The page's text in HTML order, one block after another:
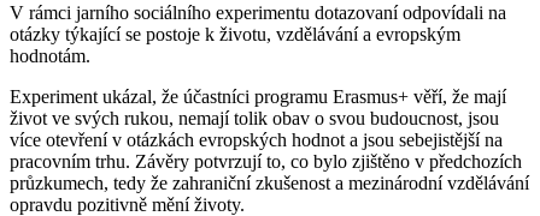
V rámci jarního sociálního experimentu dotazovaní odpovídali na
otázky týkající se postoje k životu, vzdělávání a evropským
hodnotám.
Experiment ukázal, že účastníci programu Erasmus+ věří, že mají
život ve svých rukou, nemají tolik obav o svou budoucnost, jsou
více otevření v otázkách evropských hodnot a jsou sebejistější na
pracovním trhu. Závěry potvrzují to, co bylo zjištěno v předchozích
průzkumech, tedy že zahraniční zkušenost a mezinárodní vzdělávání
opravdu pozitivně mění životy.